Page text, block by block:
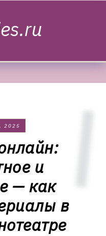
2025
и
— как
в